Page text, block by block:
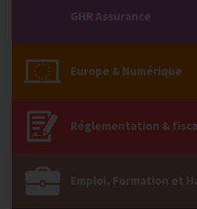
GHR Assurance
Europe & Numérique
Réglementation &
Emploi, Formation et